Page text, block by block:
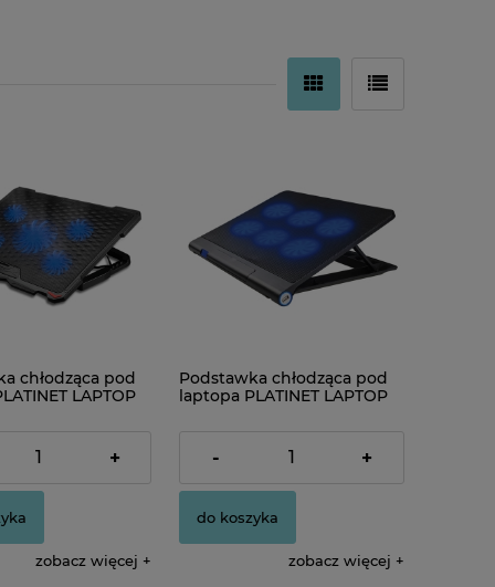
chłodząca pod
LAPTOP
+
zobacz więcej
Podstawka chłodząca pod
laptopa PLATINET LAPTOP
78,00 zł
- +
do koszyka
zobacz więcej